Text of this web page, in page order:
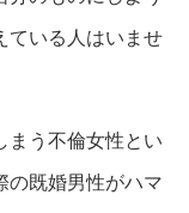
ている人はいませ
まう不倫女性とい
の既婚男性がハマ